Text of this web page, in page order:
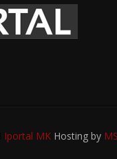
Iportal MK Hosting by